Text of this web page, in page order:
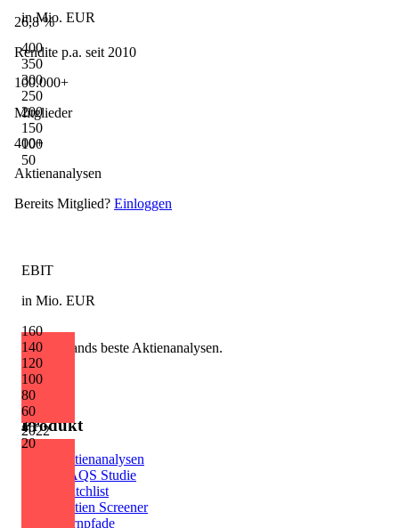
in Mio. EUR
400
350
300
250
200
150
100
50
2022
EBIT
in Mio. EUR
160
140
120
100
80
60
40
20
26,8 %
Rendite p.a. seit 2010
100.000+
Mitglieder
400+
Aktienanalysen
Bereits Mitglied? Einloggen
Deutschlands beste Aktienanalysen.
Produkt
Aktienanalysen
AAQS Studie
Watchlist
Aktien Screener
Lernpfade